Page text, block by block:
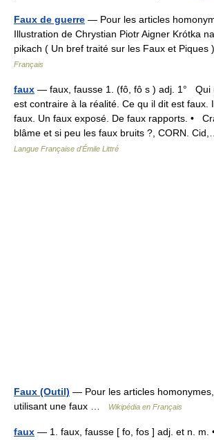
Faux de guerre — Pour les articles
Illustration de Chrystian Piotr Aigner Krótka
pikach ( Un bref traité sur les Faux et
Français
faux — faux, fausse 1. (fô, fô s ) adj. 1° Qui
est contraire à la réalité. Ce qu il dit est faux.
faux. Un faux exposé. De faux rapports. •
blâme et si peu les faux bruits ?, CORN.
Langue Française d'Émile Littré
Faux (Outil) — Pour les articles
utilisant une faux …
Wikipédia en Français
faux — 1. faux, fausse [ fo, fos ] adj. et n. m.